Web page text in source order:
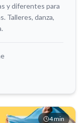
y diferentes para
Talleres, danza,
4min